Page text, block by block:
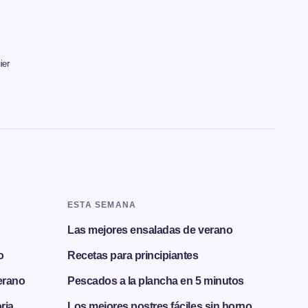
ESTA SEMANA
Las mejores ensaladas de verano
Recetas para principiantes
Pescados a la plancha en 5 minutos